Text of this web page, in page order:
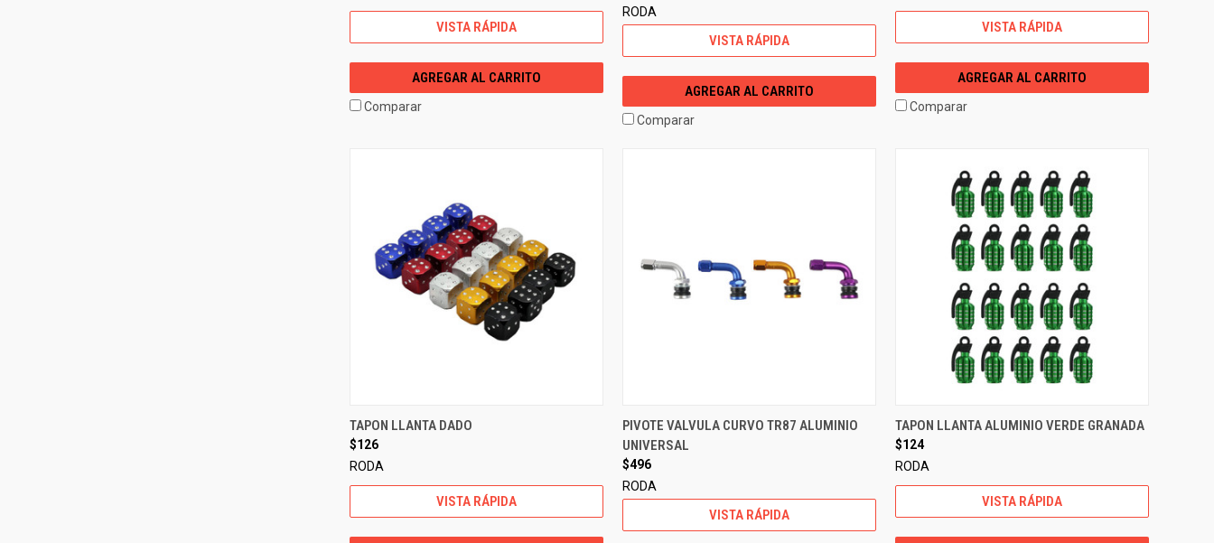
VISTA RÁPIDA
AGREGAR AL CARRITO
Comparar
RODA
VISTA RÁPIDA
AGREGAR AL CARRITO
Comparar
VISTA RÁPIDA
AGREGAR AL CARRITO
Comparar
TAPON LLANTA DADO
$126
RODA
VISTA RÁPIDA
PIVOTE VALVULA CURVO TR87 ALUMINIO
UNIVERSAL
$496
RODA
VISTA RÁPIDA
TAPON LLANTA ALUMINIO VERDE GRANADA
$124
RODA
VISTA RÁPIDA